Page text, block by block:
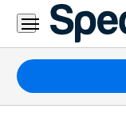
Residencial
Business
Paquetes
Internet